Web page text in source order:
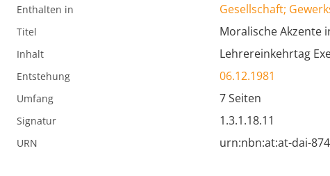
Enthalten in Gesellschaft;
Titel Moralische Akzente
Inhalt Lehrereinkehrtag
Entstehung 06.12.1981
Umfang 7 Seiten
Signatur 1.3.1.18.11
URN urn:nbn:at:at-dai-